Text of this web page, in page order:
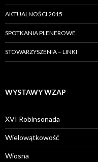
AKTUALNOŚCI 2015
SPOTKANIA PLENEROWE
STOWARZYSZENIA – LINKI
WYSTAWY WZAP
XVI Robinsonada
Wielowątkowość
Wiosna